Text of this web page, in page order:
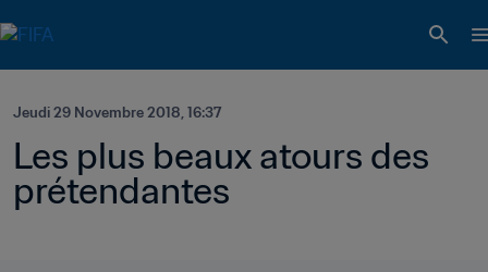
Jeudi 29 Novembre 2018, 16:37
Les plus beaux atours des
prétendantes